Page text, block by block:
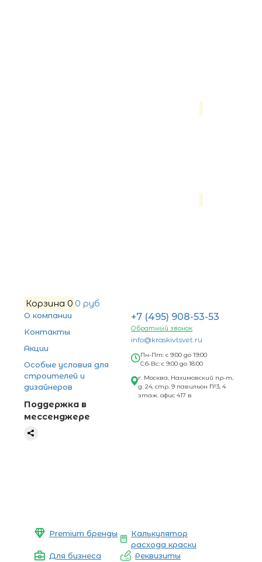
Корзина 0 0 руб
О компании
Контакты
Акции
Особые условия для
строителей и
дизайнеров
Поддержка в
мессенджере
+7 (495) 908-53-53
Обратный звонок
info@kraskivtsvet.ru
Пн-Пт: с 9:00 до 19:00
Сб-Вс: с 9:00 до 18:00
г. Москва, Нахимовский пр-т,
д. 24, стр. 9 павильон №3, 4
этаж. офис 417 в
Premium бренды
Калькулятор
расхода краски
Для бизнеса
Реквизиты